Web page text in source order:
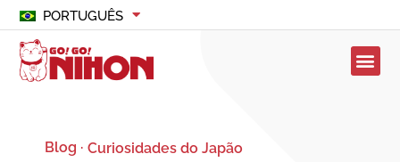
PORTUGUÊS
Blog · Curiosidades do Japão